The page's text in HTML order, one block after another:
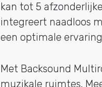
kan tot 5
integreert naadloos
een optimale
Met Backsound
muzikale ruimtes.